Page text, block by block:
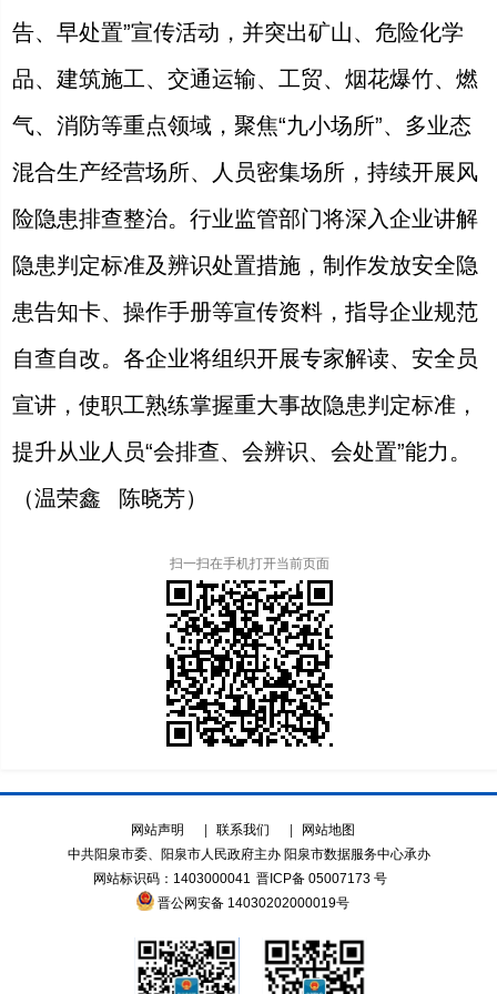
告、早处置”宣传活动，并突出矿山、危险化学
品、建筑施工、交通运输、工贸、烟花爆竹、燃
气、消防等重点领域，聚焦“九小场所”、多业态
混合生产经营场所、人员密集场所，持续开展风
险隐患排查整治。行业监管部门将深入企业讲解
隐患判定标准及辨识处置措施，制作发放安全隐
患告知卡、操作手册等宣传资料，指导企业规范
自查自改。各企业将组织开展专家解读、安全员
宣讲，使职工熟练掌握重大事故隐患判定标准，
提升从业人员“会排查、会辨识、会处置”能力。
（温荣鑫 陈晓芳）
扫一扫在手机打开当前页面
网站声明 联系我们
网站地图
中共阳泉市委、阳泉市人民政府主办 阳泉市数据服务中心承办
网站标识码：1403000041 晋ICP备 05007173 号
晋公网安备 14030202000019号